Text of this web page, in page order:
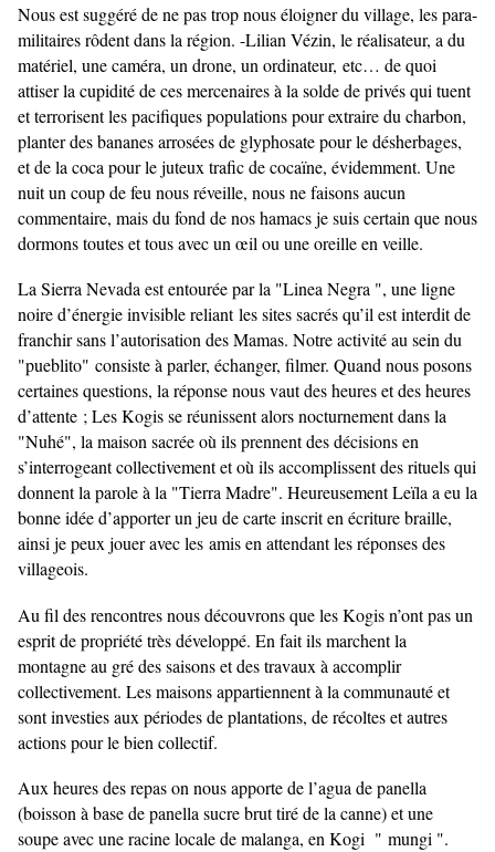
Nous est suggéré de ne pas trop nous éloigner du village, les para-
militaires rôdent dans la région. -Lilian Vézin, le réalisateur, a du
matériel, une caméra, un drone, un ordinateur, etc… de quoi
attiser la cupidité de ces mercenaires à la solde de privés qui tuent
et terrorisent les pacifiques populations pour extraire du charbon,
planter des bananes arrosées de glyphosate pour le désherbages,
et de la coca pour le juteux trafic de cocaïne, évidemment. Une
nuit un coup de feu nous réveille, nous ne faisons aucun
commentaire, mais du fond de nos hamacs je suis certain que nous
dormons toutes et tous avec un œil ou une oreille en veille.
La Sierra Nevada est entourée par la "Linea Negra ", une ligne
noire d’énergie invisible reliantles sites sacrés qu’il est interdit de
franchir sans l’autorisation des Mamas. Notre activité au sein du
"pueblito" consiste à parler, échanger, filmer. Quand nous posons
certaines questions, la réponse nous vaut des heures et des heures
d’attente ; Les Kogis se réunissent alors nocturnement dans la
"Nuhé", la maison sacrée où ils prennent des décisions en
s’interrogeant collectivement et où ils accomplissent des rituels qui
donnent la parole à la "Tierra Madre". Heureusement Leïla a eu la
bonne idée d’apporter un jeu de carte inscrit en écriture braille,
ainsi je peux jouer avec les amis en attendant les réponses des
villageois.
Au fil des rencontres nous découvrons que les Kogis n’ont pas un
esprit de propriété très développé. En fait ils marchent la
montagne au gré des saisons et des travaux à accomplir
collectivement. Les maisons appartiennent à la communauté et
sont investies aux périodes de plantations, de récoltes et autres
actions pour le bien collectif.
Aux heures des repas on nous apporte de l’agua de panella
(boisson à base de panella sucre brut tiré de la canne) et une
soupe avec une racine locale de malanga, en Kogi " mungi ".